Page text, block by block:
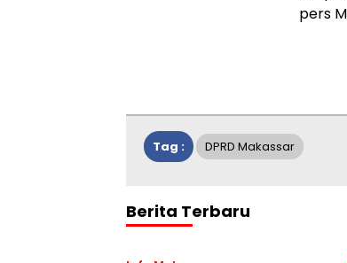
pers
Tag : DPRD Makassar
Berita Terbaru